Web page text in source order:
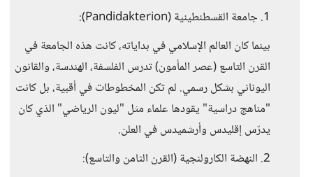
1. جامعة القسطنطينية (Pandidakterion):
بينما كان العالم الإسلامي في بداياته، كانت هذه الجامعة في
القرن التاسع (عصر المأمون) تدرس الفلسفة، الهندسة، والقانون
اليوناني بشكل رسمي. لم تكن المخطوطات في أقبية، بل كانت
"مناهج دراسية" يقودها علماء مثل "ليون الرياضي" الذي كان
يدرّس إقليدس وأرشميدس في العلن.
2. النهضة الكارولنجية (القرن الثامن والتاسع):